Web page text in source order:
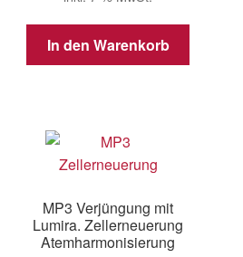
war:
12,00 €5,00 €.
In den Warenkorb
MP3 Verjüngung mit
Lumira. Zellerneuerung
Atemharmonisierung